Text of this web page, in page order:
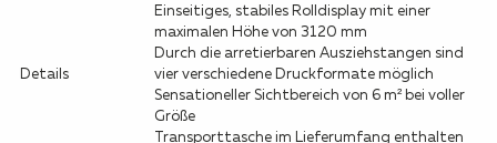
Details
Einseitiges, stabiles Rolldisplay mit einer
maximalen Höhe von 3120 mm
Durch die arretierbaren Ausziehstangen sind
vier verschiedene Druckformate möglich
Sensationeller Sichtbereich von 6 m² bei voller
Größe
Transporttasche im Lieferumfang enthalten